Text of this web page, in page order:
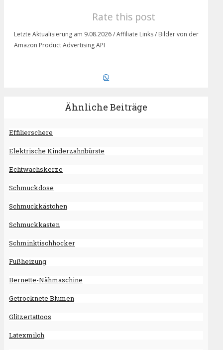
Rate this post
Letzte Aktualisierung am 9.08.2026 / Affiliate Links / Bilder von der
Amazon Product Advertising API
Ähnliche Beiträge
Effilierschere
Elektrische Kinderzahnbürste
Echtwachskerze
Schmuckdose
Schmuckkästchen
Schmuckkasten
Schminktischhocker
Fußheizung
Bernette-Nähmaschine
Getrocknete Blumen
Glitzertattoos
Latexmilch